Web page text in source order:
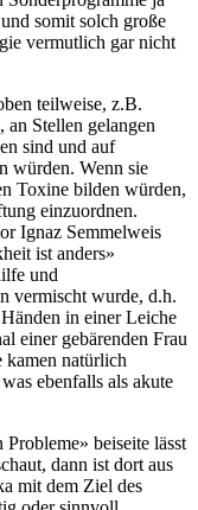
somit solch große
vermutlich gar nicht
teilweise, z.B.
Stellen gelangen
sind und auf
würden. Wenn sie
Toxine bilden würden,
einzuordnen.
Ignaz Semmelweis
ist anders»
und
vermischt wurde, d.h.
in einer Leiche
einer gebärenden Frau
kamen natürlich
ebenfalls als akute
beiseite lässt
dann ist dort aus
mit dem Ziel des